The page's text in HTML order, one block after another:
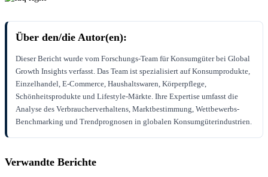
Über den/die Autor(en):
Dieser Bericht wurde vom Forschungs-Team für Konsumgüter bei Global
Growth Insights verfasst. Das Team ist spezialisiert auf Konsumprodukte,
Einzelhandel, E-Commerce, Haushaltswaren, Körperpflege,
Schönheitsprodukte und Lifestyle-Märkte. Ihre Expertise umfasst die
Analyse des Verbraucherverhaltens, Marktbestimmung, Wettbewerbs-
Benchmarking und Trendprognosen in globalen Konsumgüterindustrien.
Verwandte Berichte